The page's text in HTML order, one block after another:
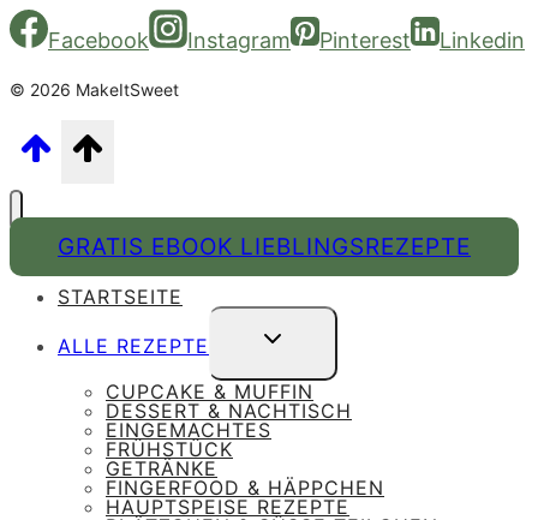
Facebook Instagram Pinterest Linkedin
© 2026 MakeItSweet
GRATIS EBOOK LIEBLINGSREZEPTE
STARTSEITE
ALLE REZEPTE
UNTERMENÜ
UMSCHALTEN
CUPCAKE & MUFFIN
DESSERT & NACHTISCH
EINGEMACHTES
FRÜHSTÜCK
GETRÄNKE
FINGERFOOD & HÄPPCHEN
HAUPTSPEISE REZEPTE